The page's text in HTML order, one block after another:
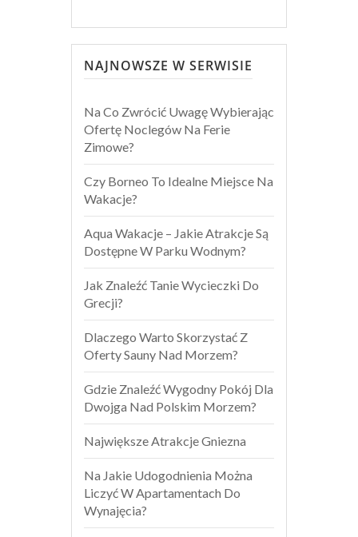
NAJNOWSZE W SERWISIE
Na Co Zwrócić Uwagę Wybierając
Ofertę Noclegów Na Ferie
Zimowe?
Czy Borneo To Idealne Miejsce Na
Wakacje?
Aqua Wakacje – Jakie Atrakcje Są
Dostępne W Parku Wodnym?
Jak Znaleźć Tanie Wycieczki Do
Grecji?
Dlaczego Warto Skorzystać Z
Oferty Sauny Nad Morzem?
Gdzie Znaleźć Wygodny Pokój Dla
Dwojga Nad Polskim Morzem?
Największe Atrakcje Gniezna
Na Jakie Udogodnienia Można
Liczyć W Apartamentach Do
Wynajęcia?